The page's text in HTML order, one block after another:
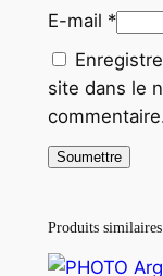
E-mail *
site dans le
Produits similaires